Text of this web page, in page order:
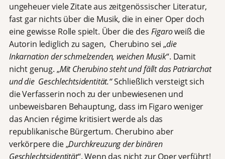
ungeheuer viele Zitate aus zeitgenössischer Literatur,
fast gar nichts über die Musik, die in einer Oper doch
eine gewisse Rolle spielt. Über die des Figaroweiß die
Autorin lediglich zu sagen, Cherubino sei „die
Inkarnation der schmelzenden, weichen Musik“. Damit
nicht genug. „Mit Cherubino steht und fällt das Patriarchat
und die Geschlechtsidentität.“Schließlich versteigt sich
die Verfasserin noch zu der unbewiesenen und
unbeweisbaren Behauptung, dass im Figaro weniger
das Ancien régime kritisiert werde als das
republikanische Bürgertum. Cherubino aber
verkörpere die „Durchkreuzung der binären
Geschlechtsidentität“. Wenn das nicht zur Oper verführt!